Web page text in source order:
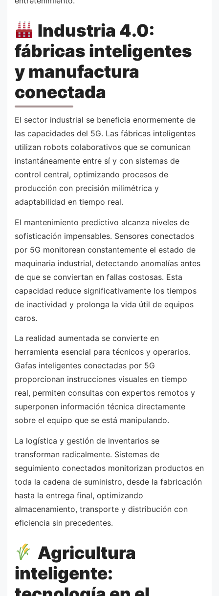
Industria 4.0:
fábricas inteligentes
y manufactura
conectada
El sector industrial se beneficia enormemente de
las capacidades del 5G. Las fábricas inteligentes
utilizan robots colaborativos que se comunican
instantáneamente entre sí y con sistemas de
control central, optimizando procesos de
producción con precisión milimétrica y
adaptabilidad en tiempo real.
El mantenimiento predictivo alcanza niveles de
sofisticación impensables. Sensores conectados
por 5G monitorean constantemente el estado de
maquinaria industrial, detectando anomalías antes
de que se conviertan en fallas costosas. Esta
capacidad reduce significativamente los tiempos
de inactividad y prolonga la vida útil de equipos
caros.
La realidad aumentada se convierte en
herramienta esencial para técnicos y operarios.
Gafas inteligentes conectadas por 5G
proporcionan instrucciones visuales en tiempo
real, permiten consultas con expertos remotos y
superponen información técnica directamente
sobre el equipo que se está manipulando.
La logística y gestión de inventarios se
transforman radicalmente. Sistemas de
seguimiento conectados monitorizan productos en
toda la cadena de suministro, desde la fabricación
hasta la entrega final, optimizando
almacenamiento, transporte y distribución con
eficiencia sin precedentes.
Agricultura
inteligente: